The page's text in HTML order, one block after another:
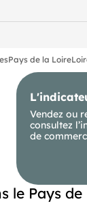
sont
Pays de la Loire
Vendez ou
consultez
de
le Pays